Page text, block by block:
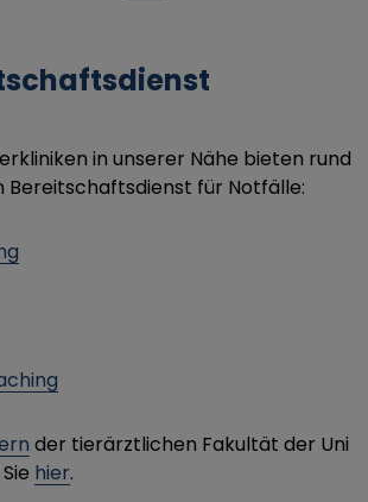
in unserer Nähe bieten rund
Bereitschaftsdienst für Notfälle:
der tierärztlichen Fakultät der Uni
hier.